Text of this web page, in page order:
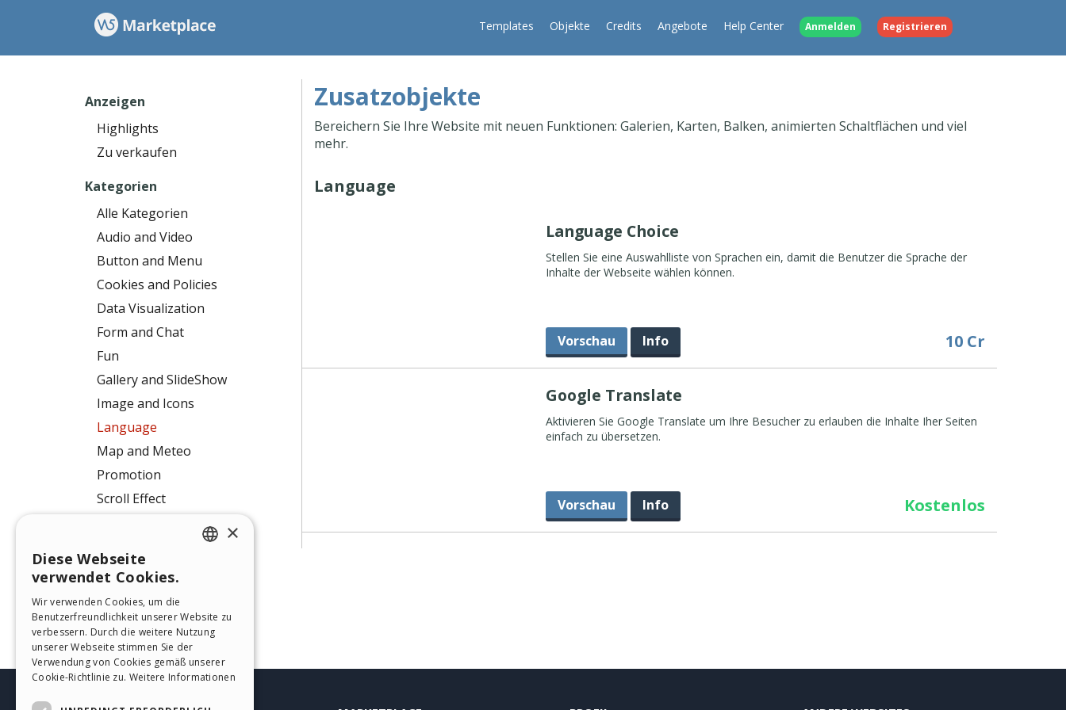
Templates Objekte Credits Angebote Help Center Anmelden Registrieren
Anzeigen
Highlights
Zu verkaufen
Kategorien
Alle Kategorien
Audio and Video
Button and Menu
Cookies and Policies
Data Visualization
Form and Chat
Fun
Gallery and SlideShow
Image and Icons
Language
Map and Meteo
Promotion
Scroll Effect
Shopping and booking
Social
Timeline
Utility
Zusatzobjekte
Bereichern Sie Ihre Website mit neuen Funktionen: Galerien, Karten, Balken, animierten Schaltflächen und viel
mehr.
Language
Language Choice
Stellen Sie eine Auswahlliste von Sprachen ein, damit die Benutzer die Sprache der
Inhalte der Webseite wählen können.
Vorschau Info 10 Cr
Google Translate
Aktivieren Sie Google Translate um Ihre Besucher zu erlauben die Inhalte Iher Seiten
einfach zu übersetzen.
Vorschau Info Kostenlos
GERMAN
SPANISH
PORTUGUESE
×
Diese Webseite
verwendet Cookies.
Wir verwenden Cookies, um die
Benutzerfreundlichkeit unserer Website zu
verbessern. Durch die weitere Nutzung
unserer Webseite stimmen Sie der
Verwendung von Cookies gemäß unserer
Cookie-Richtlinie zu. Weitere Informationen